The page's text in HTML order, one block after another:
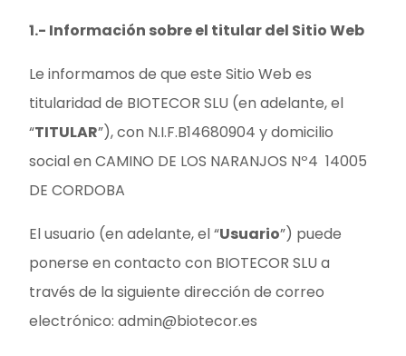
1.- Información sobre el titular del Sitio Web
Le informamos de que este Sitio Web es
titularidad de BIOTECOR SLU (en adelante, el
“TITULAR”), con N.I.F.B14680904 y domicilio
social en CAMINO DE LOS NARANJOS Nº4 14005
DE CORDOBA
El usuario (en adelante, el “Usuario”) puede
ponerse en contacto con BIOTECOR SLU a
través de la siguiente dirección de correo
electrónico: admin@biotecor.es